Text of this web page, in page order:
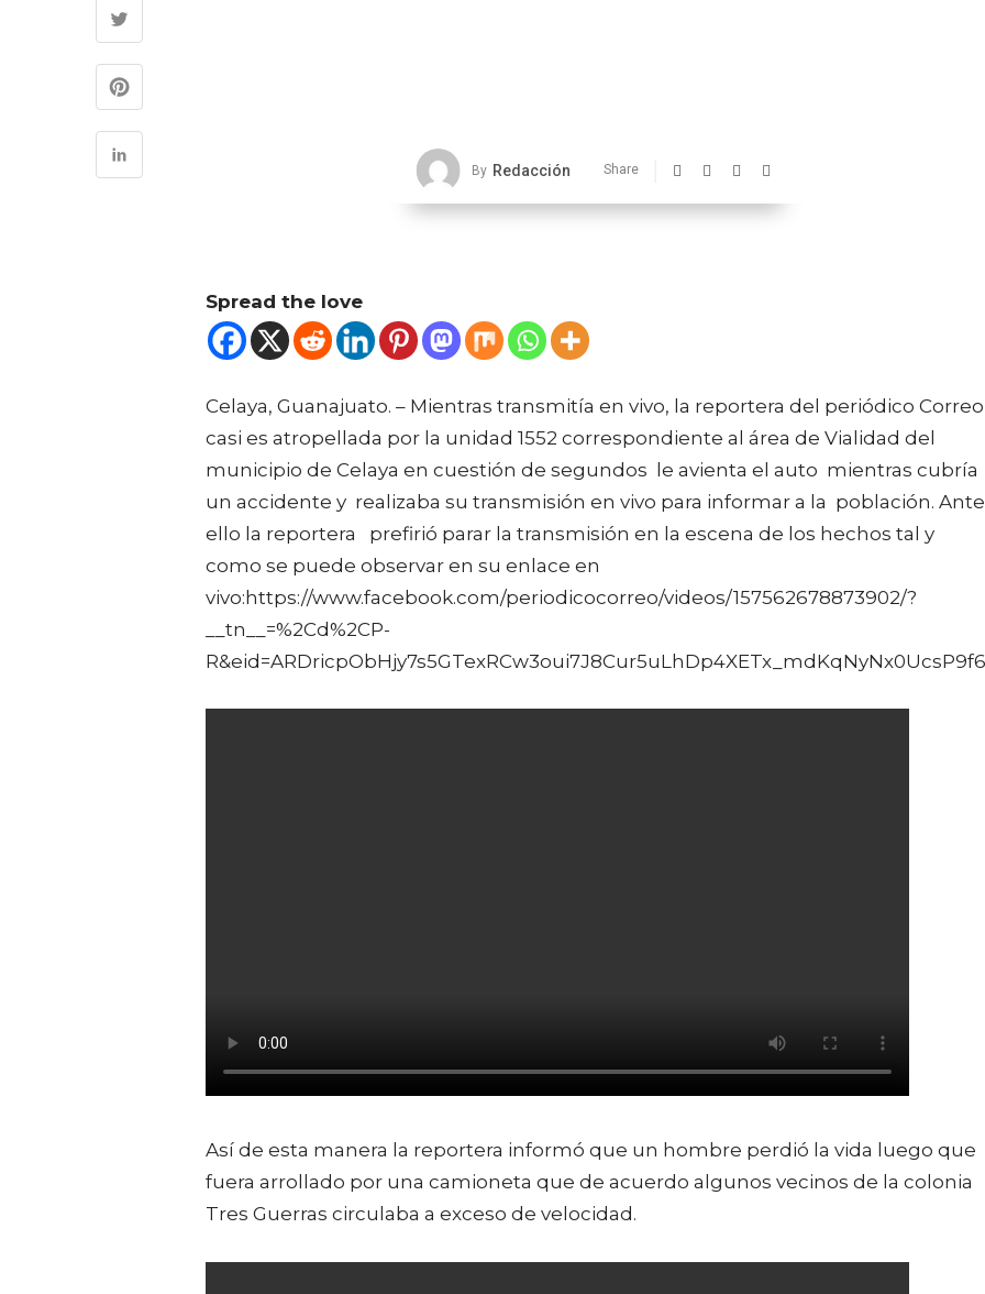
By Redacción Share
Spread the love
Celaya, Guanajuato. – Mientras transmitía en vivo, la reportera del periódico Correo
casi es atropellada por la unidad 1552 correspondiente al área de Vialidad del
municipio de Celaya en cuestión de segundos le avienta el auto mientras cubría
un accidente y realizaba su transmisión en vivo para informar a la población. Ante
ello la reportera prefirió parar la transmisión en la escena de los hechos tal y
como se puede observar en su enlace en
vivo:https://www.facebook.com/periodicocorreo/videos/157562678873902/?
__tn__=%2Cd%2CP-
Así de esta manera la reportera informó que un hombre perdió la vida luego que
fuera arrollado por una camioneta que de acuerdo algunos vecinos de la colonia
Tres Guerras circulaba a exceso de velocidad.